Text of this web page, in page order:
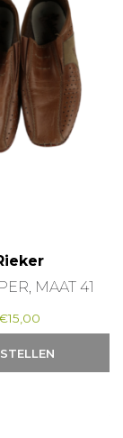
MAAT 41
15,00